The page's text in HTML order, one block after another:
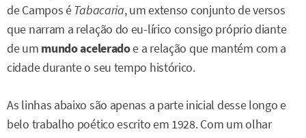
de Campos éTabacaria, um extenso conjunto de versos
que narram a relação do eu-lírico consigo próprio diante
de um mundo aceleradoe a relação que mantém com a
cidade durante o seu tempo histórico.
As linhas abaixo são apenas a parte inicial desse longo e
belo trabalho poético escrito em 1928. Com um olhar